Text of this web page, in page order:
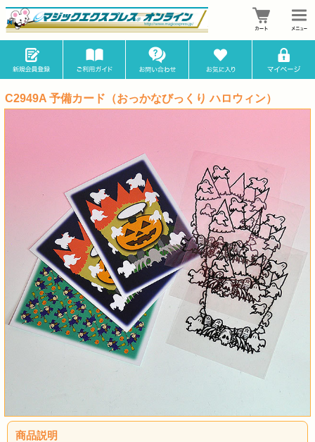
C2949A 予備カード（おっかなびっくり ハロウィン）
商品説明